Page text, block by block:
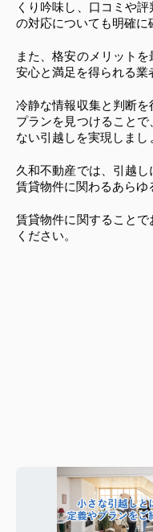
くり吟味し、口コミや
の対応についても明確に
また、格安のメリット
安心と満足を得られる業
冷静な情報収集と判断
プランを見つけること
ない引越しを実現しまし
久和不動産では、引越
賃貸物件に関わるあらゆ
賃貸物件に関すること
ください。